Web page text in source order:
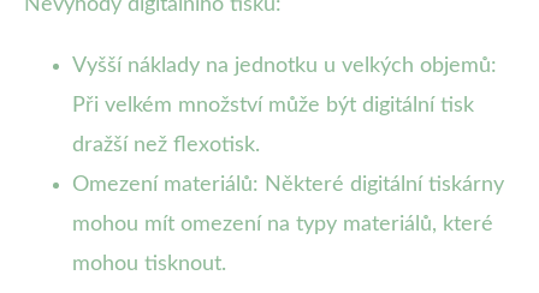
Nevýhody digitálního tisku:
Vyšší náklady na jednotku u velkých objemů:
Při velkém množství může být digitální tisk
dražší než flexotisk.
Omezení materiálů: Některé digitální tiskárny
mohou mít omezení na typy materiálů, které
mohou tisknout.